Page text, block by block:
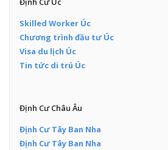
Skilled Worker Úc
Chương trình đầu tư Úc
Visa du lịch Úc
Tin tức di trú Úc
Định Cư Châu Âu
Định Cư Tây Ban Nha
Định Cư Tây Ban Nha